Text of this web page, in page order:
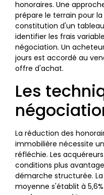
honoraires. Une
prépare le terrain pour
constitution d'un
identifier les frais
négociation. Un
jours est accordé au
offre d'achat.
Les
La réduction des
immobilière nécessite
réfléchie. Les
conditions plus
démarche structurée.
moyenne s'établit à